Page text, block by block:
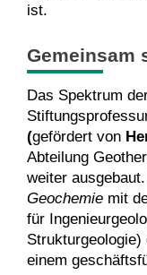
ist.
Gemeinsam
Das Spektrum
(gefördert von
Abteilung
weiter
Geochemiemit
für
einem